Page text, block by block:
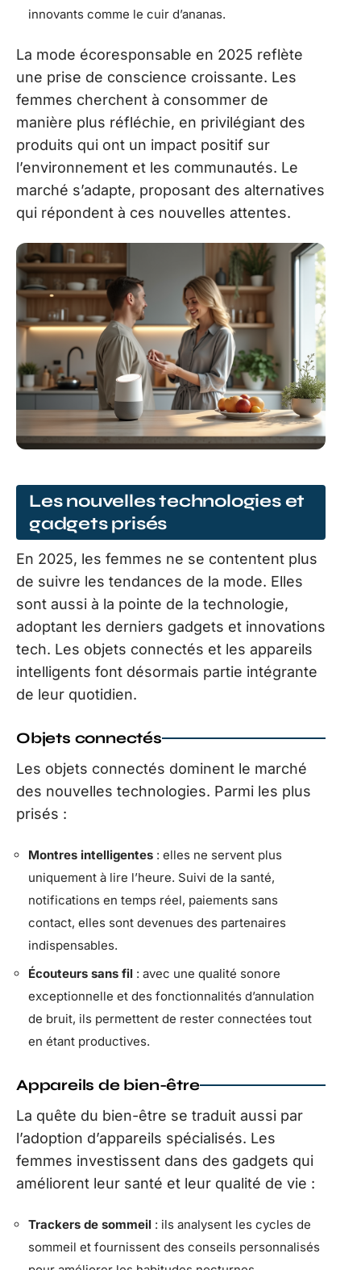
innovants comme le cuir d’ananas.
La mode écoresponsable en 2025 reflète
une prise de conscience croissante. Les
femmes cherchent à consommer de
manière plus réfléchie, en privilégiant des
produits qui ont un impact positif sur
l’environnement et les communautés. Le
marché s’adapte, proposant des alternatives
qui répondent à ces nouvelles attentes.
Les nouvelles technologies et
gadgets prisés
En 2025, les femmes ne se contentent plus
de suivre les tendances de la mode. Elles
sont aussi à la pointe de la technologie,
adoptant les derniers gadgets et innovations
tech. Les objets connectés et les appareils
intelligents font désormais partie intégrante
de leur quotidien.
Objets connectés
Les objets connectés dominent le marché
des nouvelles technologies. Parmi les plus
prisés :
Montres intelligentes : elles ne servent plus
uniquement à lire l’heure. Suivi de la santé,
notifications en temps réel, paiements sans
contact, elles sont devenues des partenaires
indispensables.
Écouteurs sans fil : avec une qualité sonore
exceptionnelle et des fonctionnalités d’annulation
de bruit, ils permettent de rester connectées tout
en étant productives.
Appareils de bien-être
La quête du bien-être se traduit aussi par
l’adoption d’appareils spécialisés. Les
femmes investissent dans des gadgets qui
améliorent leur santé et leur qualité de vie :
Trackers de sommeil : ils analysent les cycles de
sommeil et fournissent des conseils personnalisés